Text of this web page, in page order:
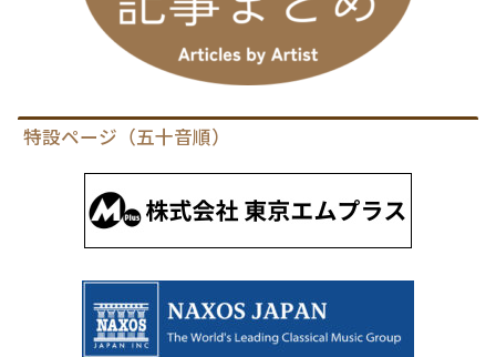
特設ページ（五十音順）